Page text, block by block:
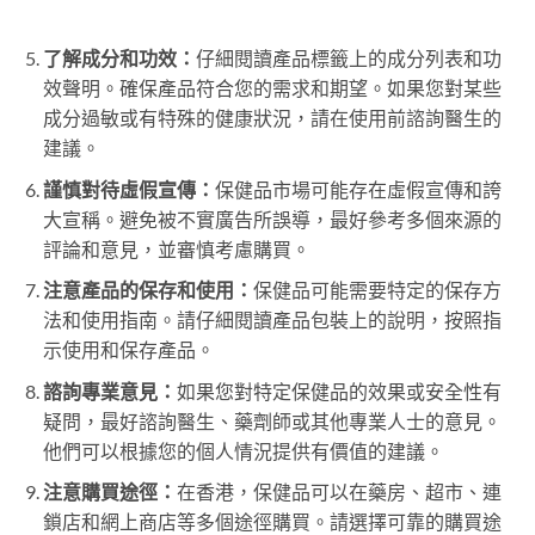
了解成分和功效： 仔細閱讀產品標籤上的成分列表和功
效聲明。確保產品符合您的需求和期望。如果您對某些
成分過敏或有特殊的健康狀況，請在使用前諮詢醫生的
建議。
謹慎對待虛假宣傳： 保健品市場可能存在虛假宣傳和誇
大宣稱。避免被不實廣告所誤導，最好參考多個來源的
評論和意見，並審慎考慮購買。
注意產品的保存和使用： 保健品可能需要特定的保存方
法和使用指南。請仔細閱讀產品包裝上的說明，按照指
示使用和保存產品。
諮詢專業意見： 如果您對特定保健品的效果或安全性有
疑問，最好諮詢醫生、藥劑師或其他專業人士的意見。
他們可以根據您的個人情況提供有價值的建議。
注意購買途徑： 在香港，保健品可以在藥房、超市、連
鎖店和網上商店等多個途徑購買。請選擇可靠的購買途